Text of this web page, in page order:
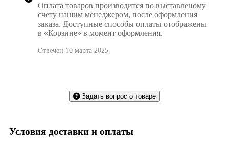
Оплата товаров производится по выставленому
счету нашим менеджером, после оформления
заказа. Доступные способы оплаты отображены
в «Корзине» в момент оформления.
Отвечен 10 марта 2025
Задать вопрос о товаре
Условия доставки и оплаты